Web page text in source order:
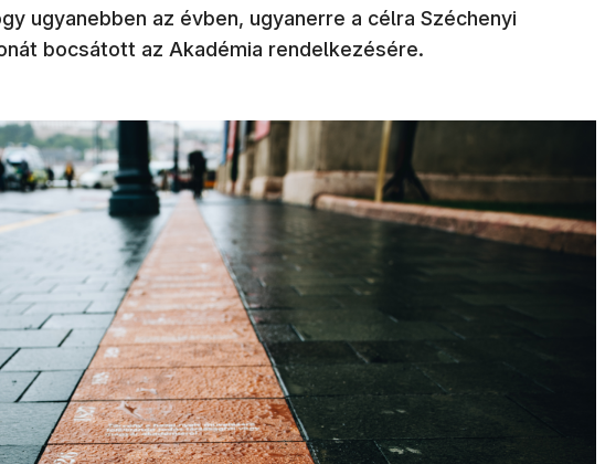
ugyanebben az évben, ugyanerre a célra Széchenyi
bocsátott az Akadémia rendelkezésére.